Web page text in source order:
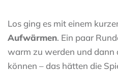
Los ging es mit einem
Aufwärmen. Ein paar
warm zu werden und dann
können – das hätten die